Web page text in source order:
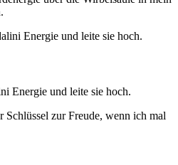
Energie und leite sie hoch.